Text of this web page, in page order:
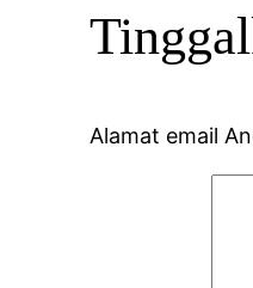
Alamat email